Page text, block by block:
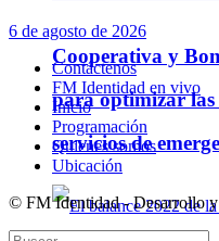
Cooperativa y
para optimizar las
servicios de
6 de agosto de 2026
Contáctenos
FM Identidad en vivo
Inicio
Programación
Quienes somos
Ubicación
© FM Identidad - Desarrollo